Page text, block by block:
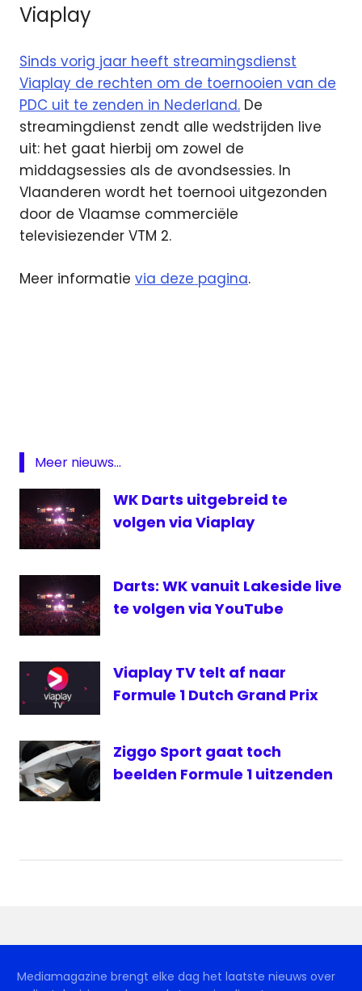
Viaplay
Sinds vorig jaar heeft streamingsdienst
Viaplay de rechten om de toernooien van de
PDC uit te zenden in Nederland. De
streamingdienst zendt alle wedstrijden live
uit: het gaat hierbij om zowel de
middagsessies als de avondsessies. In
Vlaanderen wordt het toernooi uitgezonden
door de Vlaamse commerciële
televisiezender VTM 2.
Meer informatie via deze pagina.
Meer nieuws...
WK Darts uitgebreid te
volgen via Viaplay
Darts: WK vanuit Lakeside live
te volgen via YouTube
Viaplay TV telt af naar
Formule 1 Dutch Grand Prix
Ziggo Sport gaat toch
beelden Formule 1 uitzenden
Mediamagazine brengt elke dag het laatste nieuws over